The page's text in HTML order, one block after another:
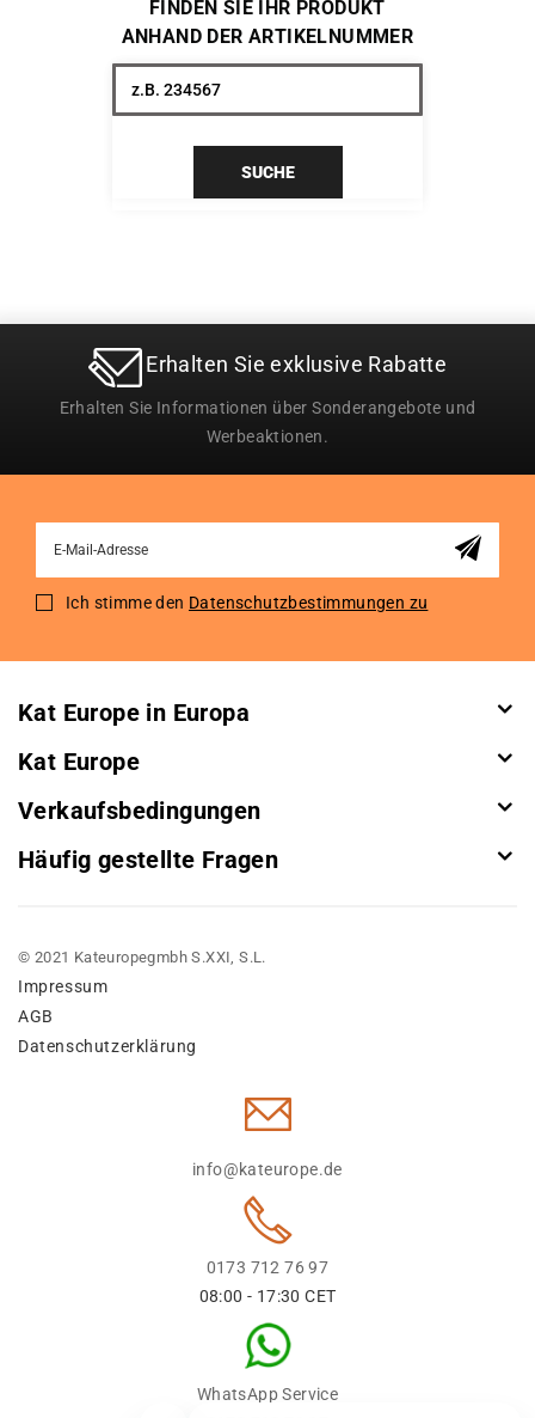
FINDEN SIE IHR PRODUKT
ANHAND DER ARTIKELNUMMER
SUCHE
Erhalten Sie exklusive Rabatte
Erhalten Sie Informationen über Sonderangebote und
Werbeaktionen.
for
Ich stimme den Datenschutzbestimmungen zu
Kat Europe in Europa
Kat Europe
Verkaufsbedingungen
Häufig gestellte Fragen
© 2021 Kateuropegmbh S.XXI, S.L.
Impressum
AGB
Datenschutzerklärung
info@kateurope.de
0173 712 76 97
08:00 - 17:30 CET
WhatsApp Service